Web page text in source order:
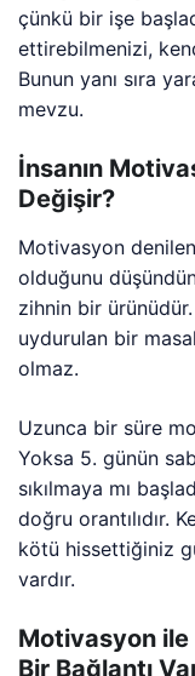
çünkü bir işe
ettirebilmenizi,
Bunun yanı sıra
mevzu.
İnsanın
Değişir?
Motivasyon
olduğunu
zihnin bir
uydurulan bir
olmaz.
Uzunca bir süre
Yoksa 5. günün
sıkılmaya mı
doğru orantılıdır.
kötü hissettiğiniz
vardır.
Motivasyon ile
Bir Bağlantı